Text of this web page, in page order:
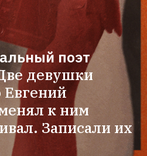
поэт
девушки
Евгений
к ним
Записали их